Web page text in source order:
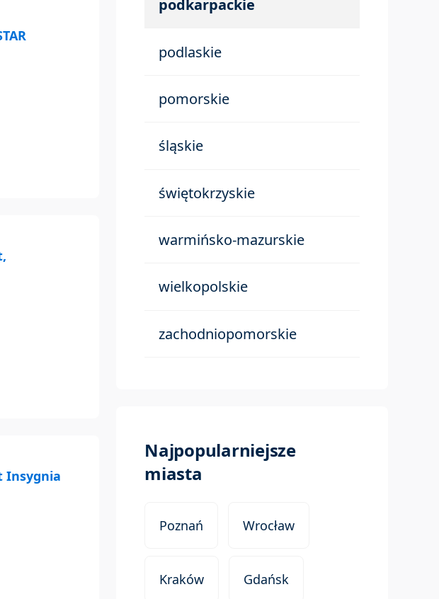
Insygnia
podkarpackie
podlaskie
pomorskie
śląskie
świętokrzyskie
warmińsko-mazurskie
wielkopolskie
zachodniopomorskie
Najpopularniejsze
miasta
Poznań Wrocław
Kraków Gdańsk